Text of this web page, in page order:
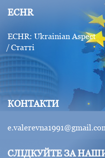
ECHR
ECHR: Ukrainian Aspect
Статті
КОНТАКТИ
СЛІДКУЙТЕ ЗА